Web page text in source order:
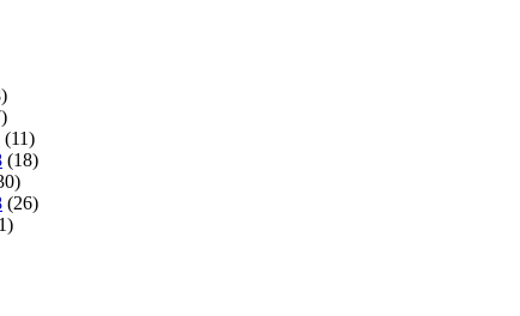
(11)
(18)
(26)